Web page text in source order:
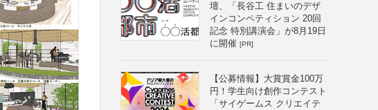
壇、「長谷工 住まいのデザ
インコンペティション 20回
記念 特別講演会」が8月19日
に開催 [PR]
【公募情報】大賞賞金100万
円！学生向け創作コンテスト
「サイゲームス クリエイテ